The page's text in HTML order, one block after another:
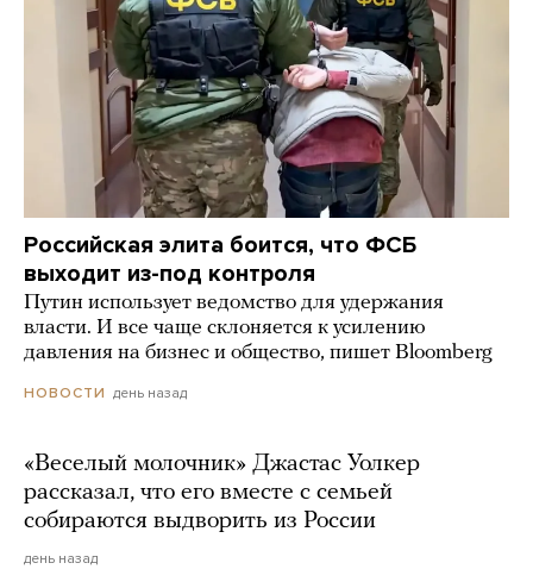
Российская элита боится, что ФСБ
выходит из-под контроля
Путин использует ведомство для удержания
власти. И все чаще склоняется к усилению
давления на бизнес и общество, пишет Bloomberg
НОВОСТИ день назад
«Веселый молочник» Джастас Уолкер
рассказал, что его вместе с семьей
собираются выдворить из России
день назад